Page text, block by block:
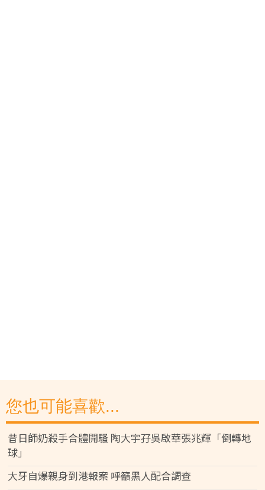
您也可能喜歡...
昔日師奶殺手合體開騷 陶大宇孖吳啟華張兆輝「倒轉地
球」
大牙自爆親身到港報案 呼籲黑人配合調查